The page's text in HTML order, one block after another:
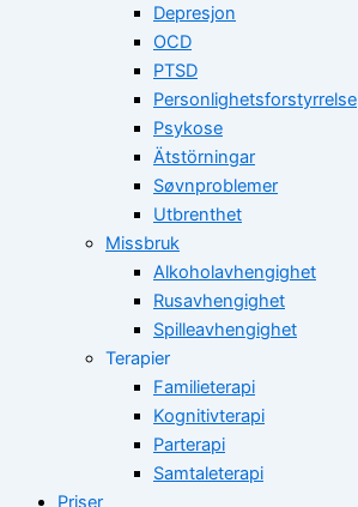
Depresjon
OCD
PTSD
Personlighetsforstyrrelse
Psykose
Ätstörningar
Søvnproblemer
Utbrenthet
Missbruk
Alkoholavhengighet
Rusavhengighet
Spilleavhengighet
Terapier
Familieterapi
Kognitivterapi
Parterapi
Samtaleterapi
Priser